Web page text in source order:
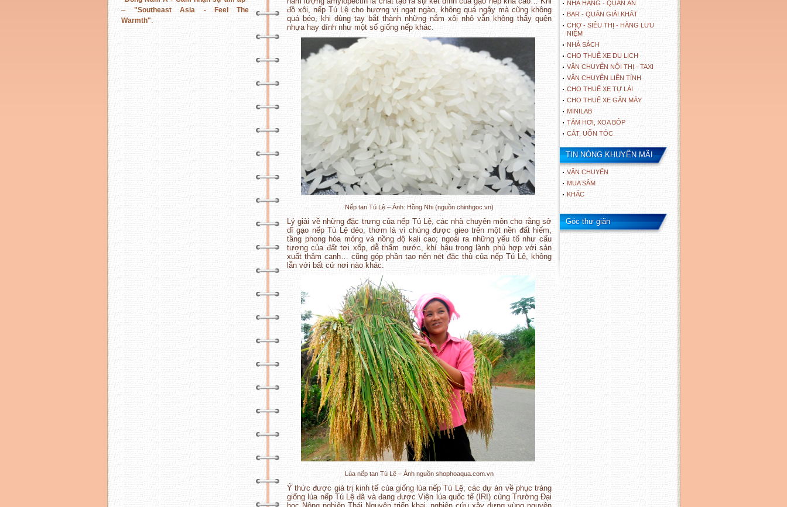
–"Southeast Asia - Feel The
Warmth".
đồ xôi, nếp Tú Lệ cho hương vị ngạt ngào, không quá ngậy mà cũng không
quá béo, khi dùng tay bắt thành những nắm xôi nhỏ vẫn không thấy quện
nhựa hay dính như một số giống nếp khác.
Nếp tan Tú Lệ – Ảnh: Hồng Nhi (nguồn chinhgoc.vn)
Lý giải về những đặc trưng của nếp Tú Lệ, các nhà chuyên môn cho rằng sở
dĩ gạo nếp Tú Lệ dẻo, thơm là vì chúng được gieo trên một nền đất hiếm,
tầng phong hóa mỏng và nồng độ kali cao; ngoài ra những yếu tố như cấu
tượng của đất tơi xốp, dễ thấm nước, khí hậu trong lành phù hợp với sản
xuất thâm canh… cũng góp phần tạo nên nét đặc thù của nếp Tú Lệ, không
lẫn với bất cứ nơi nào khác.
Lúa nếp tan Tú Lệ – Ảnh nguồn shophoaqua.com.vn
Ý thức được giá trị kinh tế của giống lúa nếp Tú Lệ, các dự án về phục tráng
giống lúa nếp Tú Lệ đã và đang được Viện lúa quốc tế (IRI) cùng Trường Đại
NHÀ HÀNG - QUÁN ĂN
BAR - QUÁN GIẢI KHÁT
CHỢ - SIÊU THỊ - HÀNG LƯU
NIỆM
NHÀ SÁCH
CHO THUÊ XE DU LỊCH
VẬN CHUYỂN NỘI THỊ - TAXI
VẬN CHUYỂN LIÊN TỈNH
CHO THUÊ XE TỰ LÁI
CHO THUÊ XE GẮN MÁY
MINILAB
TẮM HƠI, XOA BÓP
CẮT, UỐN TÓC
TIN NÓNG KHUYẾN MÃI
VẬN CHUYỂN
MUA SẮM
KHÁC
Góc thư giãn